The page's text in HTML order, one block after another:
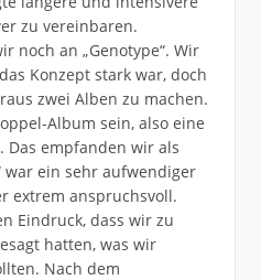
zu vereinbaren.
noch an „Genotype“. Wir
Konzept stark war, doch
zwei Alben zu machen.
Album sein, also eine
Das empfanden wir als
war ein sehr aufwendiger
extrem anspruchsvoll.
Eindruck, dass wir zu
hatten, was wir
Nach dem